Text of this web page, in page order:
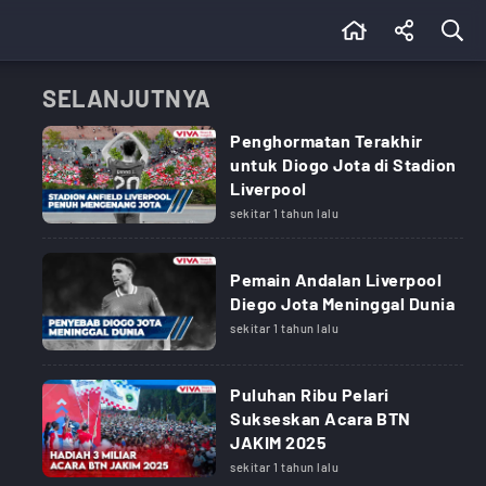
SELANJUTNYA
Penghormatan Terakhir
untuk Diogo Jota di Stadion
Liverpool
sekitar 1 tahun lalu
Pemain Andalan Liverpool
Diego Jota Meninggal Dunia
sekitar 1 tahun lalu
Puluhan Ribu Pelari
Sukseskan Acara BTN
JAKIM 2025
sekitar 1 tahun lalu